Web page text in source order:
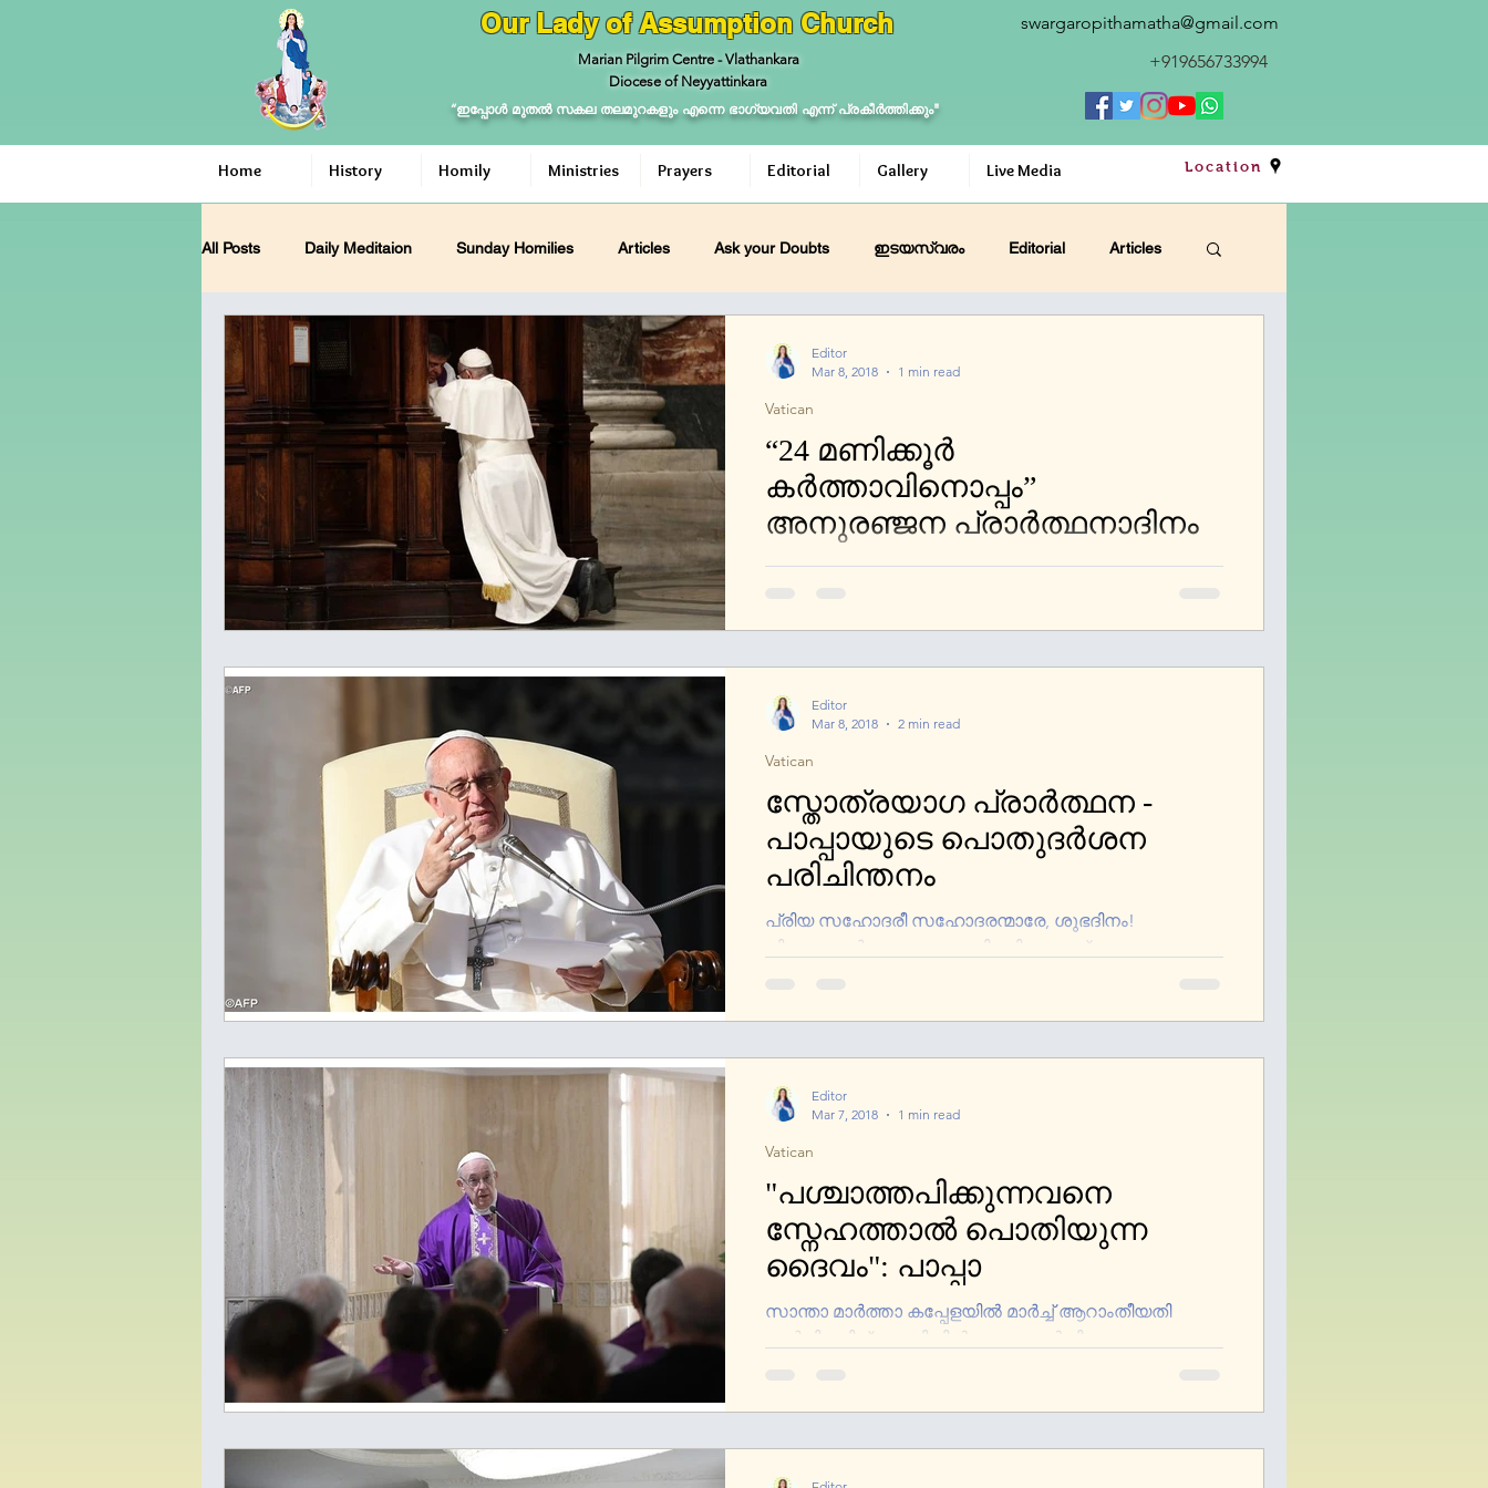
Our Lady of Assumption Church swargaropithamatha@gmail.com
Marian Pilgrim Centre - Vlathankara
Diocese of Neyyattinkara
“ഇപ്പോള്‍ മുതല്‍ സകല തലമുറകളും എന്നെ ഭാഗ്യവതി എന്ന് പ്രകീര്‍ത്തിക്കും"
+919656733994
Home History Homily Ministries Prayers Editorial Gallery Live Media Location
All Posts Daily Meditaion Sunday Homilies Articles Ask your Doubts ഇടയസ്വരം Editorial Articles
Holy Mary Daily Meditation
“24 മണിക്കൂര്‍
കര്‍ത്താവിനൊപ്പം”
അനുരഞ്ജന പ്രാര്‍ത്ഥനാദിനം
തപസ്സിലെ മൂന്നാം വാരത്തിലെ വെള്ളിയാഴ്ച. മാര്‍ച് 9-
Vatican
Editor
Mar 8, 2018
1 min read
സ്തോത്രയാഗ പ്രാര്‍ത്ഥന -
പാപ്പായുടെ പൊതുദര്‍ശന
പരിചിന്തനം
പ്രിയ സഹോദരീ സഹോദരന്മാരേ, ശുഭദിനം!
വിശുദ്ധകുര്‍ബ്ബാനയെ അധികരിച്ചുള്ള പ്രബോധനം
Vatican
Editor
Mar 8, 2018
2 min read
"പശ്ചാത്തപിക്കുന്നവനെ
സ്നേഹത്താല്‍ പൊതിയുന്ന
ദൈവം": പാപ്പാ
സാന്താ മാര്‍ത്താ കപ്പേളയില്‍ മാര്‍ച്ച് ആറാംതീയതി
അര്‍പ്പിച്ച ദിവ്യബലിയില്‍ പാപ്പാ നല്‍കിയ
Vatican
Editor
Mar 7, 2018
1 min read